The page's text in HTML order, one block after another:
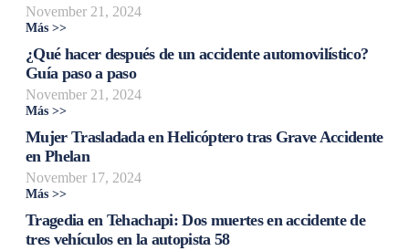
November 21, 2024
Más >>
¿Qué hacer después de un accidente automovilístico?
Guía paso a paso
November 21, 2024
Más >>
Mujer Trasladada en Helicóptero tras Grave Accidente
en Phelan
November 17, 2024
Más >>
Tragedia en Tehachapi: Dos muertes en accidente de
tres vehículos en la autopista 58